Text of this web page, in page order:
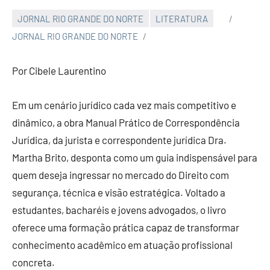
JORNAL RIO GRANDE DO NORTE
LITERATURA
JORNAL RIO GRANDE DO NORTE
Por Cibele Laurentino
Em um cenário jurídico cada vez mais competitivo e
dinâmico, a obra Manual Prático de Correspondência
Jurídica, da jurista e correspondente jurídica Dra.
Martha Brito, desponta como um guia indispensável para
quem deseja ingressar no mercado do Direito com
segurança, técnica e visão estratégica. Voltado a
estudantes, bacharéis e jovens advogados, o livro
oferece uma formação prática capaz de transformar
conhecimento acadêmico em atuação profissional
concreta.